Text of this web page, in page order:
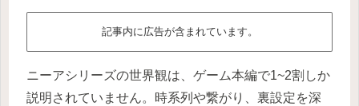
記事内に広告が含まれています。
ニーアシリーズの世界観は、ゲーム本編で1~2割しか
説明されていません。時系列や繋がり、裏設定を深